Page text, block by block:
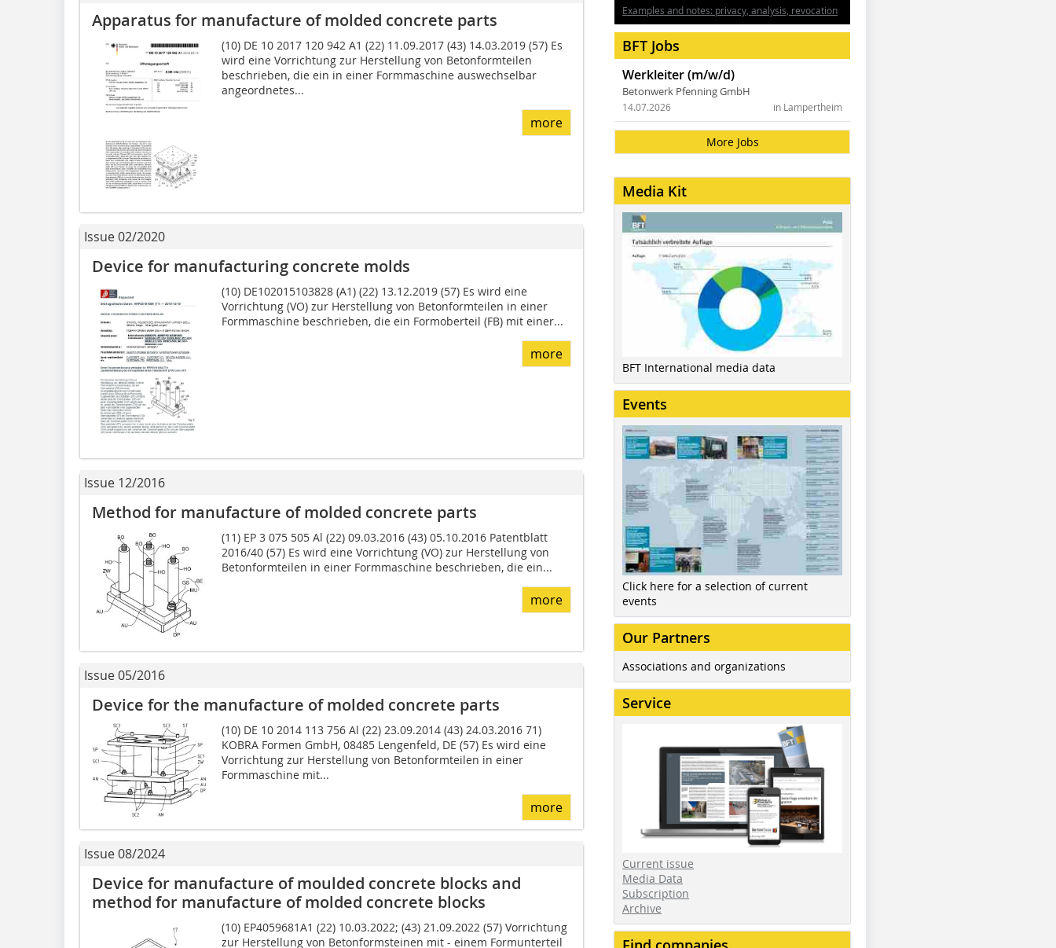
Apparatus for manufacture of molded concrete parts
(10) DE 10 2017 120 942 A1 (22) 11.09.2017 (43) 14.03.2019 (57) Es
wird eine Vorrichtung zur Her­stellung von Betonformteilen
beschrieben, die ein in einer Formmaschine auswechselbar
angeordnetes...
more
Issue 02/2020
Device for manufacturing concrete molds
(10) DE102015103828 (A1) (22) 13.12.2019 (57) Es wird eine
Vorrichtung (VO) zur Herstellung von Betonformteilen in einer
Formmaschine beschrieben, die ein Formoberteil (FB) mit einer...
more
Issue 12/2016
Method for manufacture of molded concrete parts
(11) EP 3 075 505 Al (22) 09.03.2016 (43) 05.10.2016 Patentblatt
2016/40 (57) Es wird eine Vorrichtung (VO) zur Herstellung von
Betonformteilen in einer Formmaschine beschrie­ben, die ein...
more
Issue 05/2016
Device for the manufacture of molded ­concrete parts
(10) DE 10 2014 113 756 Al (22) 23.09.2014 (43) 24.03.2016 71)
KOBRA Formen GmbH, 08485 Lengenfeld, DE (57) Es wird eine
Vorrichtung zur Her­stellung von Betonformteilen in einer
Formmaschine mit...
more
Issue 08/2024
Device for manufacture of moulded concrete blocks and
method for manufacture of molded concrete blocks
(10) EP4059681A1 (22) 10.03.2022; (43) 21.09.2022 (57) Vorrichtung
zur Herstellung von Betonformsteinen mit - einem Formunterteil
Examples and notes: privacy, analysis, revocation
BFT Jobs
Werkleiter (m/w/d)
Betonwerk Pfenning GmbH
in Lampertheim
14.07.2026
More Jobs
Media Kit
BFT International media data
Events
Click here for a selection of current
events
Our Partners
Associations and organizations
Service
Current issue
Media Data
Subscription
Archive